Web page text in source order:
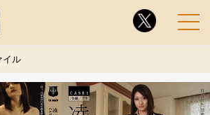
イル